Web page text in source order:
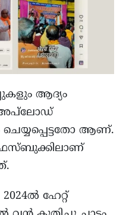
ആദ്യം
അപ്‌ലോഡ്
ആണ്.
ഹേറ്റ്